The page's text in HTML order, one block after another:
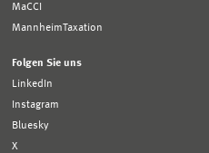
MaCCI
MannheimTaxation
Folgen Sie uns
LinkedIn
Instagram
Bluesky
X